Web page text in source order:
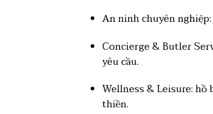
An ninh chuyên
Concierge & Butler
yêu cầu.
Wellness & Leisure: hồ
thiền.